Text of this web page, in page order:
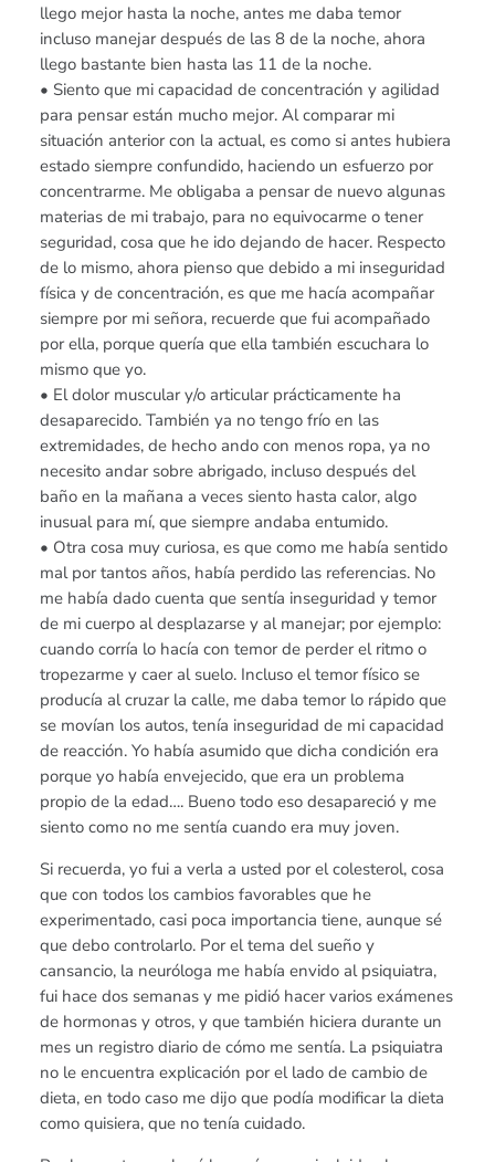
llego mejor hasta la noche, antes me daba temor
incluso manejar después de las 8 de la noche, ahora
llego bastante bien hasta las 11 de la noche.
• Siento que mi capacidad de concentración y agilidad
para pensar están mucho mejor. Al comparar mi
situación anterior con la actual, es como si antes hubiera
estado siempre confundido, haciendo un esfuerzo por
concentrarme. Me obligaba a pensar de nuevo algunas
materias de mi trabajo, para no equivocarme o tener
seguridad, cosa que he ido dejando de hacer. Respecto
de lo mismo, ahora pienso que debido a mi inseguridad
física y de concentración, es que me hacía acompañar
siempre por mi señora, recuerde que fui acompañado
por ella, porque quería que ella también escuchara lo
mismo que yo.
• El dolor muscular y/o articular prácticamente ha
desaparecido. También ya no tengo frío en las
extremidades, de hecho ando con menos ropa, ya no
necesito andar sobre abrigado, incluso después del
baño en la mañana a veces siento hasta calor, algo
inusual para mí, que siempre andaba entumido.
• Otra cosa muy curiosa, es que como me había sentido
mal por tantos años, había perdido las referencias. No
me había dado cuenta que sentía inseguridad y temor
de mi cuerpo al desplazarse y al manejar; por ejemplo:
cuando corría lo hacía con temor de perder el ritmo o
tropezarme y caer al suelo. Incluso el temor físico se
producía al cruzar la calle, me daba temor lo rápido que
se movían los autos, tenía inseguridad de mi capacidad
de reacción. Yo había asumido que dicha condición era
porque yo había envejecido, que era un problema
propio de la edad…. Bueno todo eso desapareció y me
siento como no me sentía cuando era muy joven.
Si recuerda, yo fui a verla a usted por el colesterol, cosa
que con todos los cambios favorables que he
experimentado, casi poca importancia tiene, aunque sé
que debo controlarlo. Por el tema del sueño y
cansancio, la neuróloga me había envido al psiquiatra,
fui hace dos semanas y me pidió hacer varios exámenes
de hormonas y otros, y que también hiciera durante un
mes un registro diario de cómo me sentía. La psiquiatra
no le encuentra explicación por el lado de cambio de
dieta, en todo caso me dijo que podía modificar la dieta
como quisiera, que no tenía cuidado.